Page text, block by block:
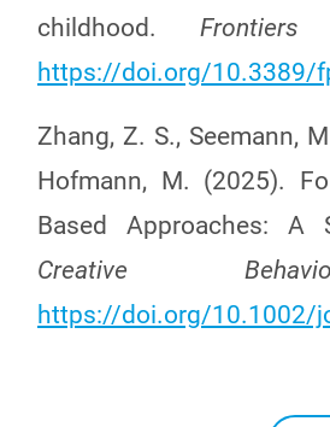
childhood.
https://doi.org/10.3389/
Zhang, Z. S., Seemann,
Hofmann, M. (2025).
Based Approaches: A
Creative
https://doi.org/10.1002/